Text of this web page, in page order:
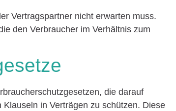
Vertragspartner nicht erwarten muss.
den Verbraucher im Verhältnis zum
die darauf
in Verträgen zu schützen. Diese